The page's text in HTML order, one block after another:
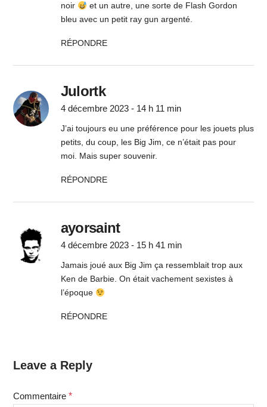
noir
et un autre, une sorte de Flash Gordon
bleu avec un petit ray gun argenté.
RÉPONDRE
Julortk
4 décembre 2023 - 14 h 11 min
J’ai toujours eu une préférence pour les jouets plus
petits, du coup, les Big Jim, ce n’était pas pour
moi. Mais super souvenir.
RÉPONDRE
ayorsaint
4 décembre 2023 - 15 h 41 min
Jamais joué aux Big Jim ça ressemblait trop aux
Ken de Barbie. On était vachement sexistes à
l’époque
RÉPONDRE
Leave a Reply
Commentaire *